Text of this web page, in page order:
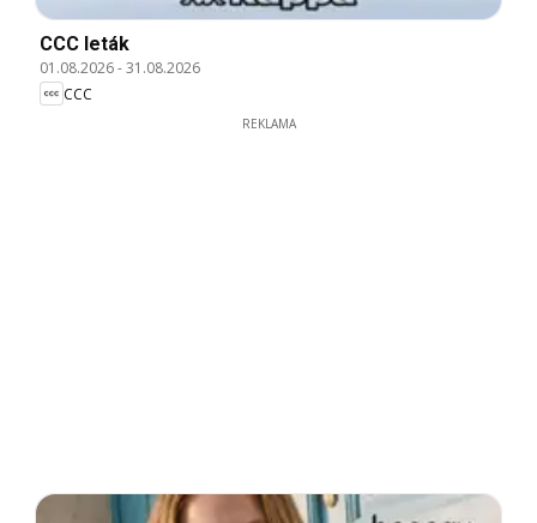
CCC leták
01.08.2026-31.08.2026
CCC
REKLAMA